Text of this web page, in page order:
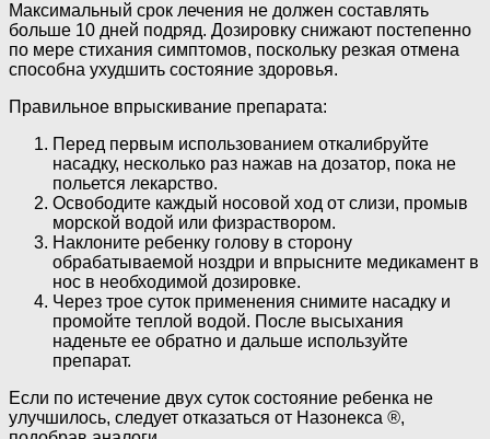
Максимальный срок лечения не должен составлять
больше 10 дней подряд. Дозировку снижают постепенно
по мере стихания симптомов, поскольку резкая отмена
способна ухудшить состояние здоровья.
Правильное впрыскивание препарата:
Перед первым использованием откалибруйте
насадку, несколько раз нажав на дозатор, пока не
польется лекарство.
Освободите каждый носовой ход от слизи, промыв
морской водой или физраствором.
Наклоните ребенку голову в сторону
обрабатываемой ноздри и впрысните медикамент в
нос в необходимой дозировке.
Через трое суток применения снимите насадку и
промойте теплой водой. После высыхания
наденьте ее обратно и дальше используйте
препарат.
Если по истечение двух суток состояние ребенка не
улучшилось, следует отказаться от Назонекса ®,